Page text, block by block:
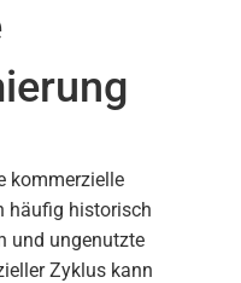
kommerzielle
häufig historisch
und ungenutzte
Zyklus kann